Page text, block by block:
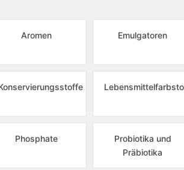
Aromen Emulgatoren
Phosphate
Probiotika und
Präbiotika